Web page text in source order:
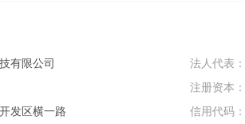
有限公司
发区横一路
法人代表：
注册资本：
信用代码：